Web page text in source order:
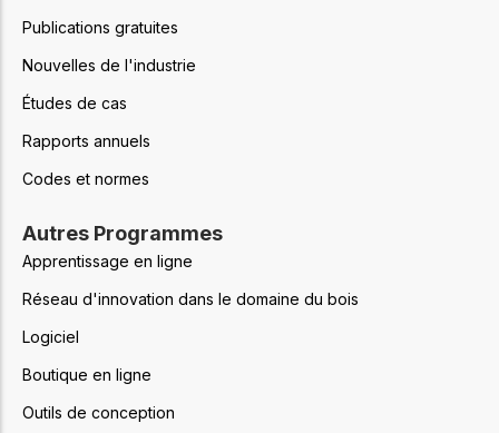
Publications gratuites
Nouvelles de l'industrie
Études de cas
Rapports annuels
Codes et normes
Autres Programmes
Apprentissage en ligne
Réseau d'innovation dans le domaine du bois
Logiciel
Boutique en ligne
Outils de conception